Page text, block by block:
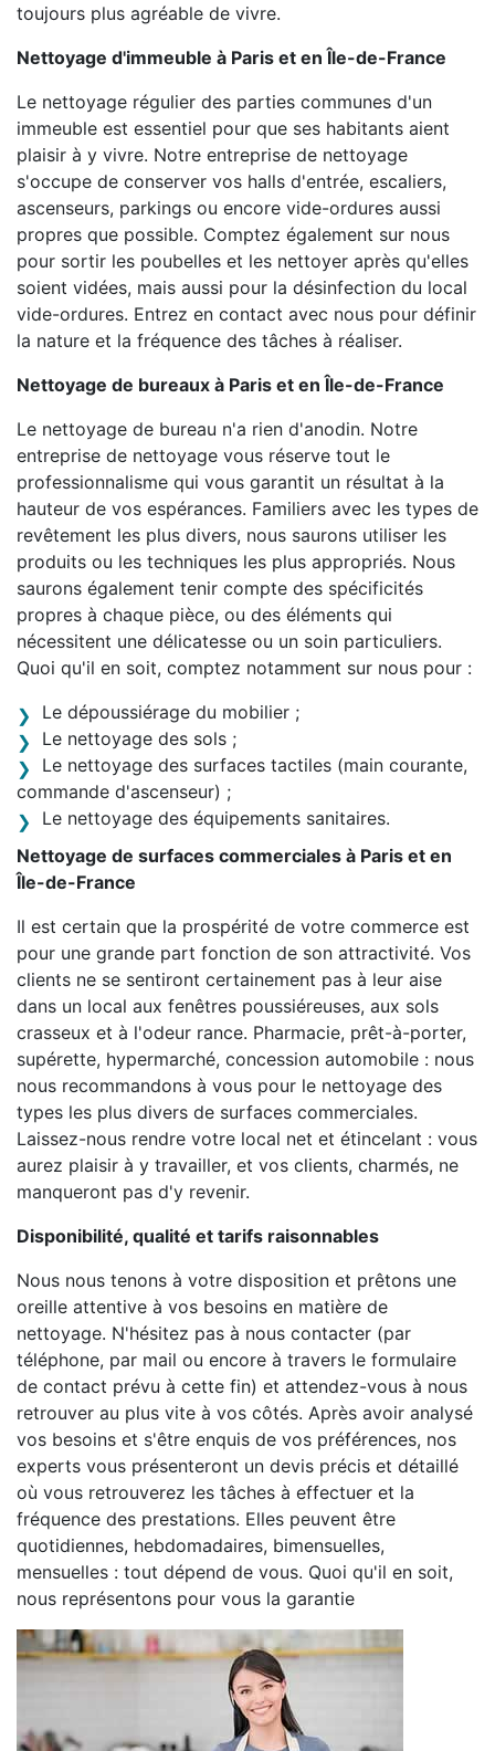
toujours plus agréable de vivre.
Nettoyage d'immeuble à Paris et en Île-de-France
Le nettoyage régulier des parties communes d'un
immeuble est essentiel pour que ses habitants aient
plaisir à y vivre. Notre entreprise de nettoyage
s'occupe de conserver vos halls d'entrée, escaliers,
ascenseurs, parkings ou encore vide-ordures aussi
propres que possible. Comptez également sur nous
pour sortir les poubelles et les nettoyer après qu'elles
soient vidées, mais aussi pour la désinfection du local
vide-ordures. Entrez en contact avec nous pour définir
la nature et la fréquence des tâches à réaliser.
Nettoyage de bureaux à Paris et en Île-de-France
Le nettoyage de bureau n'a rien d'anodin. Notre
entreprise de nettoyage vous réserve tout le
professionnalisme qui vous garantit un résultat à la
hauteur de vos espérances. Familiers avec les types de
revêtement les plus divers, nous saurons utiliser les
produits ou les techniques les plus appropriés. Nous
saurons également tenir compte des spécificités
propres à chaque pièce, ou des éléments qui
nécessitent une délicatesse ou un soin particuliers.
Quoi qu'il en soit, comptez notamment sur nous pour :
Le dépoussiérage du mobilier ;
Le nettoyage des sols ;
Le nettoyage des surfaces tactiles (main courante,
commande d'ascenseur) ;
Le nettoyage des équipements sanitaires.
Nettoyage de surfaces commerciales à Paris et en
Île-de-France
Il est certain que la prospérité de votre commerce est
pour une grande part fonction de son attractivité. Vos
clients ne se sentiront certainement pas à leur aise
dans un local aux fenêtres poussiéreuses, aux sols
crasseux et à l'odeur rance. Pharmacie, prêt-à-porter,
supérette, hypermarché, concession automobile : nous
nous recommandons à vous pour le nettoyage des
types les plus divers de surfaces commerciales.
Laissez-nous rendre votre local net et étincelant : vous
aurez plaisir à y travailler, et vos clients, charmés, ne
manqueront pas d'y revenir.
Disponibilité, qualité et tarifs raisonnables
Nous nous tenons à votre disposition et prêtons une
oreille attentive à vos besoins en matière de
nettoyage. N'hésitez pas à nous contacter (par
téléphone, par mail ou encore à travers le formulaire
de contact prévu à cette fin) et attendez-vous à nous
retrouver au plus vite à vos côtés. Après avoir analysé
vos besoins et s'être enquis de vos préférences, nos
experts vous présenteront un devis précis et détaillé
où vous retrouverez les tâches à effectuer et la
fréquence des prestations. Elles peuvent être
quotidiennes, hebdomadaires, bimensuelles,
mensuelles : tout dépend de vous. Quoi qu'il en soit,
nous représentons pour vous la garantie